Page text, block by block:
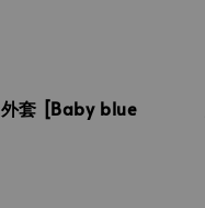
套 [Baby blue